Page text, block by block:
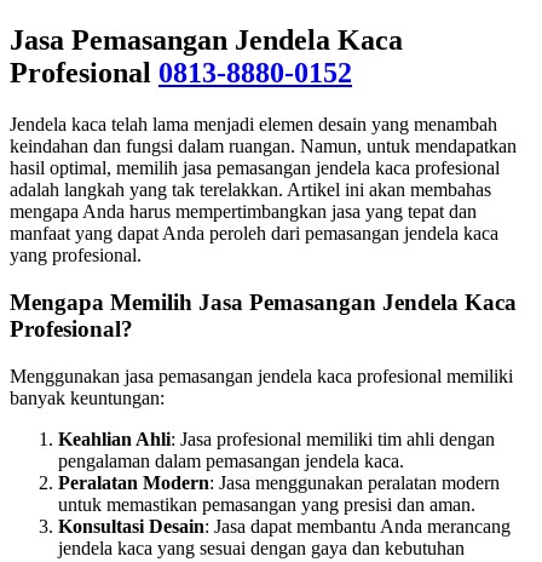
Jasa Pemasangan Jendela Kaca
Profesional 0813-8880-0152
Jendela kaca telah lama menjadi elemen desain yang menambah
keindahan dan fungsi dalam ruangan. Namun, untuk mendapatkan
hasil optimal, memilih jasa pemasangan jendela kaca profesional
adalah langkah yang tak terelakkan. Artikel ini akan membahas
mengapa Anda harus mempertimbangkan jasa yang tepat dan
manfaat yang dapat Anda peroleh dari pemasangan jendela kaca
yang profesional.
Mengapa Memilih Jasa Pemasangan Jendela Kaca
Profesional?
Menggunakan jasa pemasangan jendela kaca profesional memiliki
banyak keuntungan:
Keahlian Ahli: Jasa profesional memiliki tim ahli dengan
pengalaman dalam pemasangan jendela kaca.
Peralatan Modern: Jasa menggunakan peralatan modern
untuk memastikan pemasangan yang presisi dan aman.
Konsultasi Desain: Jasa dapat membantu Anda merancang
jendela kaca yang sesuai dengan gaya dan kebutuhan